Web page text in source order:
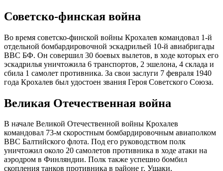
Советско-финская война
Во время советско-финской войны Крохалев командовал 1-й
отдельной бомбардировочной эскадрильей 10-й авиабригады
ВВС БФ. Он совершил 30 боевых вылетов, в ходе которых его
эскадрилья уничтожила 6 транспортов, 2 эшелона, 4 склада и
сбила 1 самолет противника. За свои заслуги 7 февраля 1940
года Крохалев был удостоен звания Героя Советского Союза.
Великая Отечественная война
В начале Великой Отечественной войны Крохалев
командовал 73-м скоростным бомбардировочным авиаполком
ВВС Балтийского флота. Под его руководством полк
уничтожил около 20 самолетов противника в ходе атаки на
аэродром в Финляндии. Полк также успешно бомбил
скопления танков противника в районе г. Ушаки.